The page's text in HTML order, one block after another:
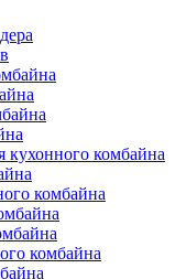
кухонного комбайна
комбайна
комбайна